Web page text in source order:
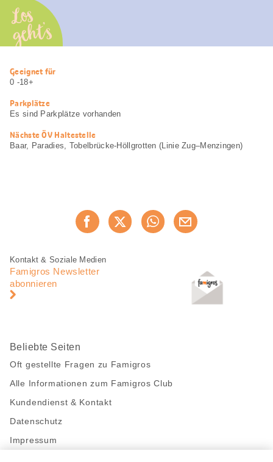
Los
geht’s
Nützliche
Informationen
Geeignet für
0 -18+
Parkplätze
Es sind Parkplätze vorhanden
Nächste ÖV Haltestelle
Baar, Paradies, Tobelbrücke-Höllgrotten (Linie Zug–Menzingen)
Jetzt weiterempfehlen
Fusszeile
Fusszeile
Navigation
Kontakt & Soziale Medien
Famigros Newsletter
abonnieren
Beliebte Seiten
Oft gestellte Fragen zu Famigros
Alle Informationen zum Famigros Club
Kundendienst & Kontakt
Datenschutz
Impressum